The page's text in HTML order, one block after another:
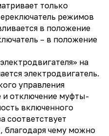
только
режимов
в положение
– в положение
на
электродвигатель.
управления
и отключение муфты-
включенного
соответствует
благодаря чему можно